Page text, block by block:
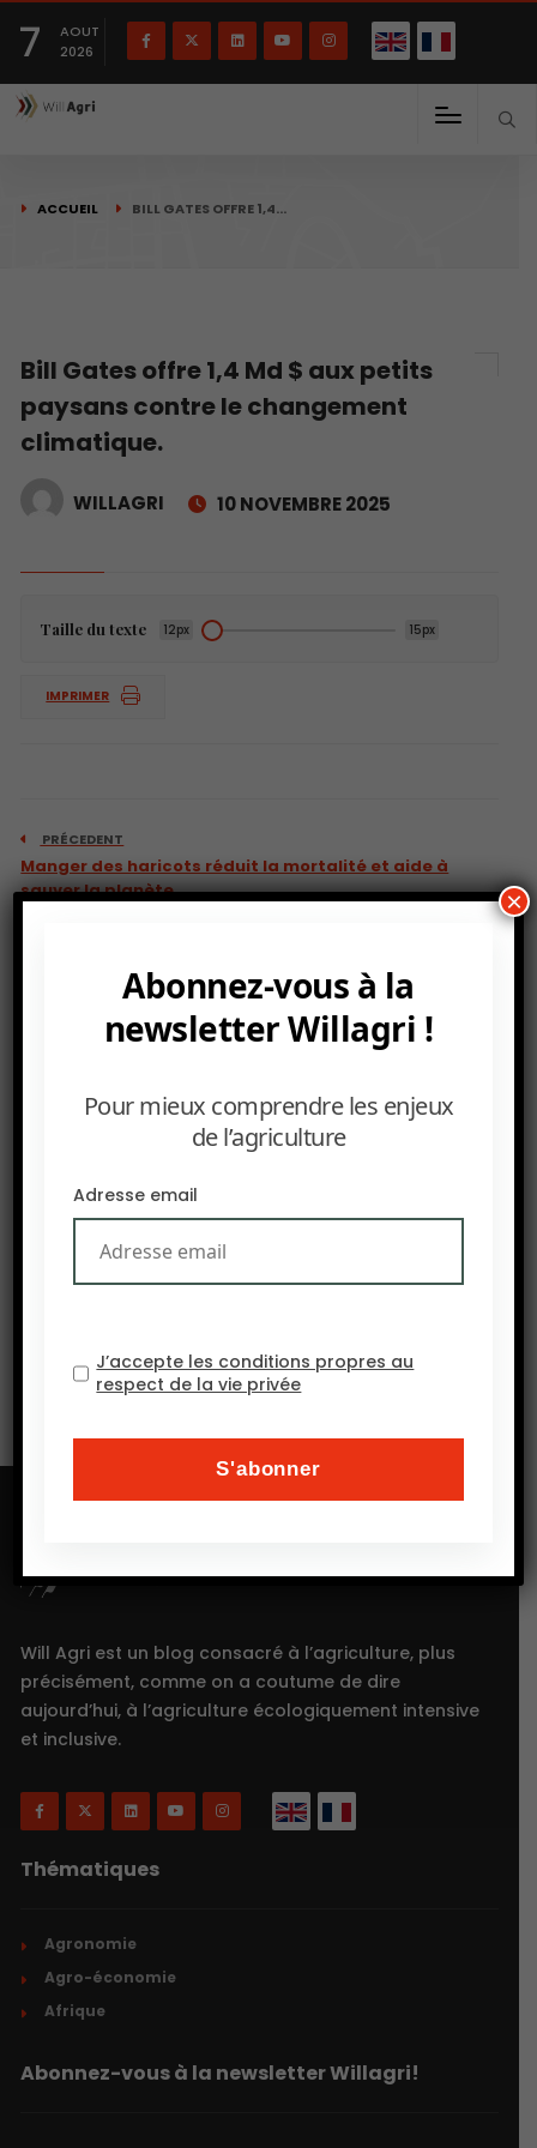
7
AOUT
2026
ACCUEIL BILL GATES OFFRE 1,4…
Bill Gates offre 1,4 Md $ aux petits
paysans contre le changement
climatique.
WILLAGRI 10 NOVEMBRE 2025
Taille du texte 12px 15px
IMPRIMER
PRÉCEDENT
Manger des haricots réduit la mortalité et aide à
sauver la planète.
SUIVANT
Will Agri est un blog consacré à l’agriculture, plus
précisément, comme on a coutume de dire
aujourd’hui, à l’agriculture écologiquement intensive
et inclusive.
Thématiques
Agronomie
Agro-économie
Afrique
Abonnez-vous à la newsletter Willagri!
Abonnez-vous à la
newsletter Willagri !
Pour mieux comprendre les enjeux
de l’agriculture
Adresse email
J’accepte les conditions propres au
respect de la vie privée
×
Français English(English)